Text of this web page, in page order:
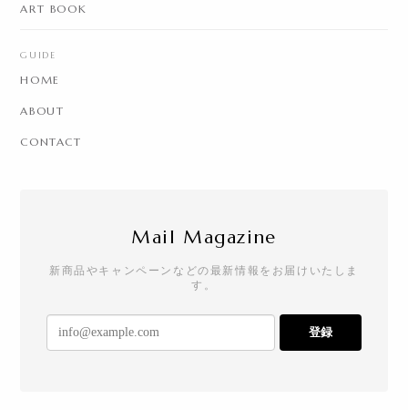
ART BOOK
GUIDE
HOME
ABOUT
CONTACT
Mail Magazine
新商品やキャンペーンなどの最新情報をお届けいたしま
す。
登録